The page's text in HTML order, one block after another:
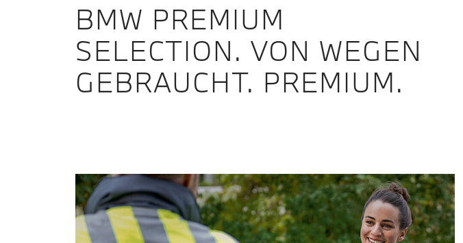
BMW PREMIUM
SELECTION. VON WEGEN
GEBRAUCHT. PREMIUM.